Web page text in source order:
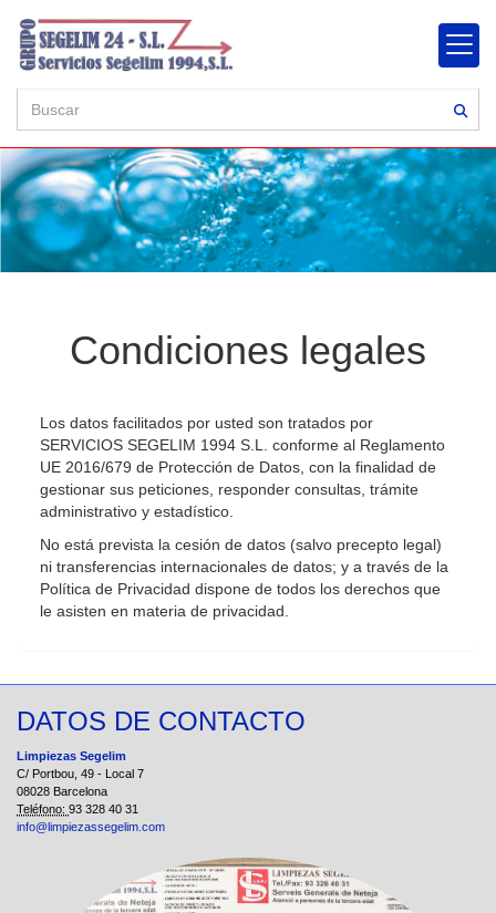
Condiciones legales
Los datos facilitados por usted son tratados por
SERVICIOS SEGELIM 1994 S.L.
conforme al Reglamento
UE 2016/679 de Protección de Datos, con la finalidad de
gestionar sus peticiones, responder consultas, trámite
administrativo y estadístico.
No está prevista la cesión de datos (salvo precepto legal)
ni transferencias internacionales de datos; y a través de la
Política de Privacidad dispone de todos los derechos que
le asisten en materia de privacidad.
DATOS DE CONTACTO
Limpiezas Segelim
C/ Portbou, 49 - Local 7
08028 Barcelona
Teléfono: 93 328 40 31
info@limpiezassegelim.com